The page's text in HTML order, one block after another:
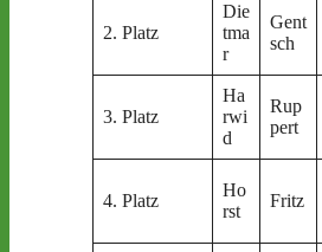
2. Platz
Die
tma
r
Gent
sch
3. Platz
Ha
rwi
d
Rup
pert
4. Platz
Ho
rst
Fritz